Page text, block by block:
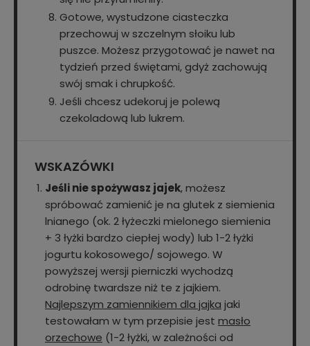
Gotowe, wystudzone ciasteczka
przechowuj w szczelnym słoiku lub
puszce. Możesz przygotować je nawet na
tydzień przed świętami, gdyż zachowują
swój smak i chrupkość.
Jeśli chcesz udekoruj je polewą
czekoladową lub lukrem.
WSKAZÓWKI
Jeśli nie spożywasz jajek, możesz
spróbować zamienić je na glutek z siemienia
lnianego (ok. 2 łyżeczki mielonego siemienia
+ 3 łyżki bardzo ciepłej wody) lub 1-2 łyżki
jogurtu kokosowego/ sojowego. W
powyższej wersji pierniczki wychodzą
odrobinę twardsze niż te z jajkiem.
Najlepszym zamiennikiem dla jajka jaki
testowałam w tym przepisie jest masło
orzechowe (1-2 łyżki, w zależności od